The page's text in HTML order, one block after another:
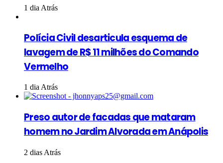
1 dia Atrás
Polícia Civil desarticula esquema de
lavagem de R$ 11 milhões do Comando
Vermelho
1 dia Atrás
Preso autor de facadas que mataram
homem no Jardim Alvorada em Anápolis
2 dias Atrás